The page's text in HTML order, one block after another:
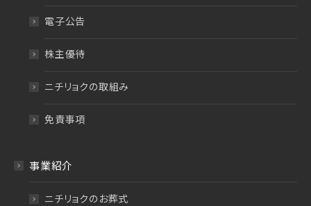
電子公告
株主優待
ニチリョクの取組み
免責事項
事業紹介
ニチリョクのお葬式